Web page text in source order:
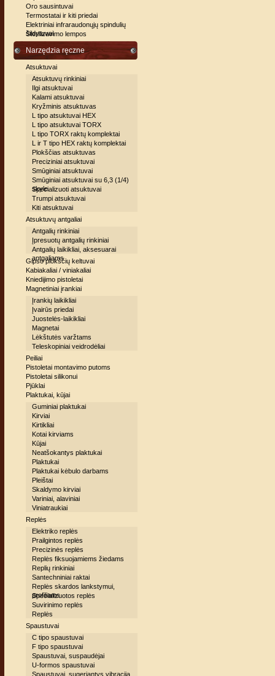
Oro sausintuvai
Termostatai ir kiti priedai
Elektriniai infraraudonųjų spindulių
šildytuvai
Sterilizavimo lempos
Narzędzia ręczne
Atsuktuvai
Atsuktuvų rinkiniai
Ilgi atsuktuvai
Kalami atsuktuvai
Kryžminis atsuktuvas
L tipo atsuktuvai HEX
L tipo atsuktuvai TORX
L tipo TORX raktų komplektai
L ir T tipo HEX raktų komplektai
Plokščias atsuktuvas
Preciziniai atsuktuvai
Smūginiai atsuktuvai
Smūginiai atsuktuvai su 6,3 (1/4)
skyle
Specializuoti atsuktuvai
Trumpi atsuktuvai
Kiti atsuktuvai
Atsuktuvų antgaliai
Antgalių rinkiniai
Įpresuotų antgalių rinkiniai
Antgalių laikikliai, aksesuarai
antgaliams
Gipso plokščių keltuvai
Kabiakaliai / viniakaliai
Kniedijimo pistoletai
Magnetiniai įrankiai
Įrankių laikikliai
Įvairūs priedai
Juostelės-laikikliai
Magnetai
Lėkštutės varžtams
Teleskopiniai veidrodėliai
Peiliai
Pistoletai montavimo putoms
Pistoletai silikonui
Pjūklai
Plaktukai, kūjai
Guminiai plaktukai
Kirviai
Kirtikliai
Kotai kirviams
Kūjai
Neatšokantys plaktukai
Plaktukai
Plaktukai kėbulo darbams
Pleištai
Skaldymo kirviai
Variniai, alaviniai
Viniatraukiai
Replės
Elektriko replės
Prailgintos replės
Precizinės replės
Replės fiksuojamiems žiedams
Replių rinkiniai
Santechniniai raktai
Replės skardos lankstymui,
profiliams
Specializuotos replės
Suvirinimo replės
Replės
Spaustuvai
C tipo spaustuvai
F tipo spaustuvai
Spaustuvai, suspaudėjai
U-formos spaustuvai
Spaustuvai, sugeriantys vibraciją